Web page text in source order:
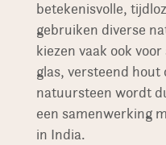
betekenisvolle,
gebruiken diverse
kiezen vaak ook
glas, versteend
natuursteen wordt
een samenwerking
in India.